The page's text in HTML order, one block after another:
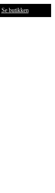
Se butikken